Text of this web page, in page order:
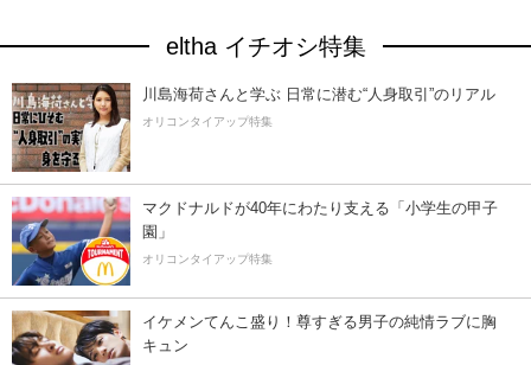
eltha イチオシ特集
川島海荷さんと学ぶ 日常に潜む“人身取引”のリアル
オリコンタイアップ特集
マクドナルドが40年にわたり支える「小学生の甲子
園」
オリコンタイアップ特集
イケメンてんこ盛り！尊すぎる男子の純情ラブに胸
キュン